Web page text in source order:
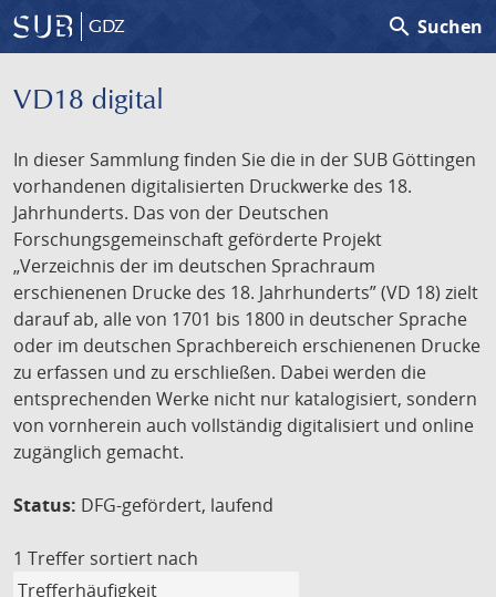
GDZ search Suchen
VD18 digital
In dieser Sammlung finden Sie die in der SUB Göttingen
vorhandenen digitalisierten Druckwerke des 18.
Jahrhunderts. Das von der Deutschen
Forschungsgemeinschaft geförderte Projekt
„Verzeichnis der im deutschen Sprachraum
erschienenen Drucke des 18. Jahrhunderts” (VD 18) zielt
darauf ab, alle von 1701 bis 1800 in deutscher Sprache
oder im deutschen Sprachbereich erschienenen Drucke
zu erfassen und zu erschließen. Dabei werden die
entsprechenden Werke nicht nur katalogisiert, sondern
von vornherein auch vollständig digitalisiert und online
zugänglich gemacht.
Status: DFG-gefördert, laufend
1 Treffer sortiert nach